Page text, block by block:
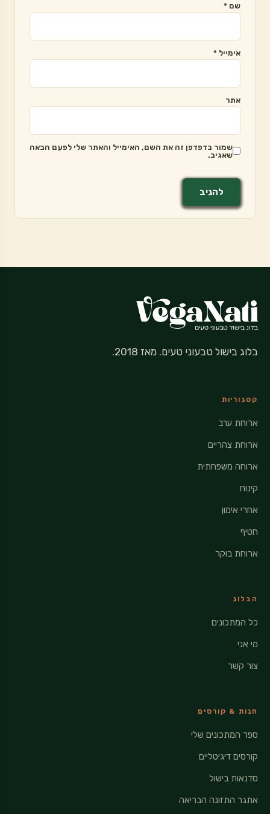
שם *
אימייל *
אתר
שמור בדפדפן זה את השם, האימייל והאתר שלי לפעם הבאה
שאגיב.
בלוג בישול טבעוני טעים. מאז 2018.
קטגוריות
ארוחת ערב
ארוחת צהריים
ארוחה משפחתית
קינוח
אחרי אימון
חטיף
ארוחת בוקר
הבלוג
כל המתכונים
מי אני
צור קשר
חנות & קורסים
ספר המתכונים שלי
קורסים דיגיטליים
סדנאות בישול
אתגר התזונה הבריאה